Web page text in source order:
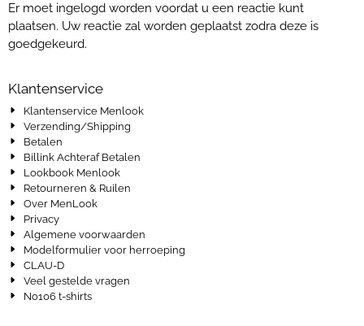
Er moet ingelogd worden voordat u een reactie kunt
plaatsen. Uw reactie zal worden geplaatst zodra deze is
goedgekeurd.
Klantenservice
Klantenservice Menlook
Verzending/Shipping
Betalen
Billink Achteraf Betalen
Lookbook Menlook
Retourneren & Ruilen
Over MenLook
Privacy
Algemene voorwaarden
Modelformulier voor herroeping
CLAU-D
Veel gestelde vragen
No106 t-shirts